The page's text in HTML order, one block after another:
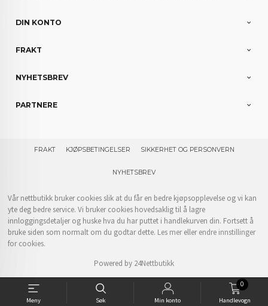
Meny Søk Min konto Handlevogn
0
DIN KONTO
FRAKT
NYHETSBREV
PARTNERE
FRAKT KJØPSBETINGELSER SIKKERHET OG PERSONVERN
NYHETSBREV
Vår nettbutikk bruker cookies slik at du får en bedre kjøpsopplevelse og vi kan
yte deg bedre service. Vi bruker cookies hovedsaklig til å lagre
innloggingsdetaljer og huske hva du har puttet i handlekurven din. Fortsett å
bruke siden som normalt om du godtar dette. Les merellerendre innstillinger
for cookies.
Powered by 24Nettbutikk